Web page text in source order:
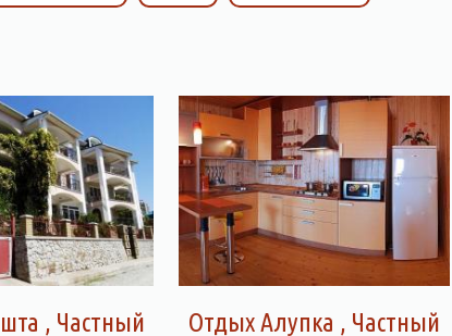
, Частный
Отдых Алупка , Частный